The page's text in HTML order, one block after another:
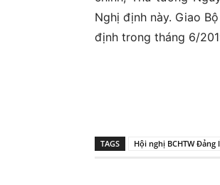
Nghị định này. Giao
định trong tháng 6/
TAGS Hội nghị BCHTW